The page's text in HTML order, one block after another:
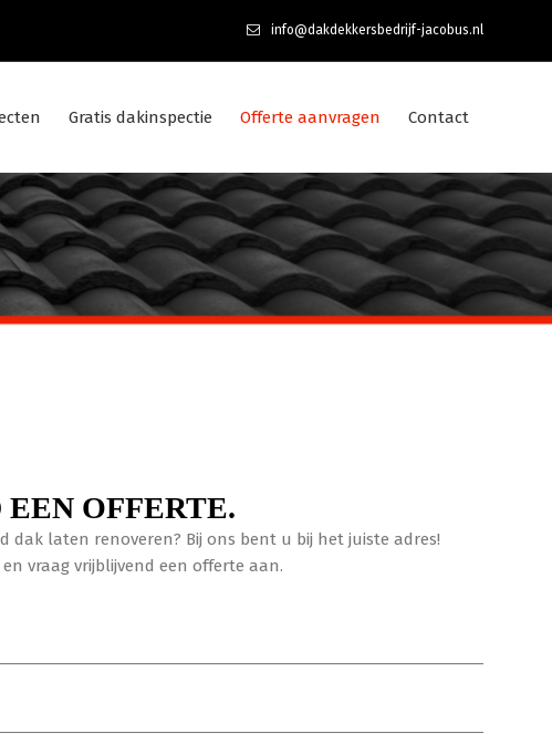
info@dakdekkersbedrijf-jacobus.nl
Gratis dakinspectie Offerte aanvragen Contact
OFFERTE.
laten renoveren? Bij ons bent u bij het juiste adres!
vraag vrijblijvend een offerte aan.